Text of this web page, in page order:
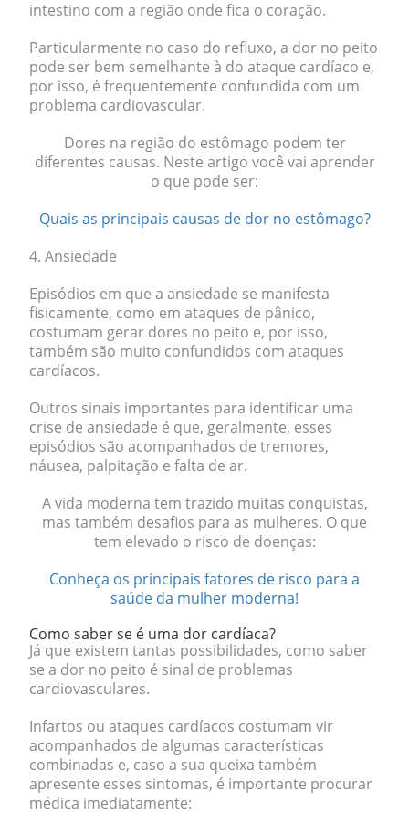
intestino com a região onde fica o coração.
Particularmente no caso do refluxo, a dor no peito
pode ser bem semelhante à do ataque cardíaco e,
por isso, é frequentemente confundida com um
problema cardiovascular.
Dores na região do estômago podem ter
diferentes causas. Neste artigo você vai aprender
o que pode ser:
Quais as principais causas de dor no estômago?
4. Ansiedade
Episódios em que a ansiedade se manifesta
fisicamente, como em ataques de pânico,
costumam gerar dores no peito e, por isso,
também são muito confundidos com ataques
cardíacos.
Outros sinais importantes para identificar uma
crise de ansiedade é que, geralmente, esses
episódios são acompanhados de tremores,
náusea, palpitação e falta de ar.
A vida moderna tem trazido muitas conquistas,
mas também desafios para as mulheres. O que
tem elevado o risco de doenças:
Conheça os principais fatores de risco para a
saúde da mulher moderna!
Como saber se é uma dor cardíaca?
Já que existem tantas possibilidades, como saber
se a dor no peito é sinal de problemas
cardiovasculares.
Infartos ou ataques cardíacos costumam vir
acompanhados de algumas características
combinadas e, caso a sua queixa também
apresente esses sintomas, é importante procurar
médica imediatamente: